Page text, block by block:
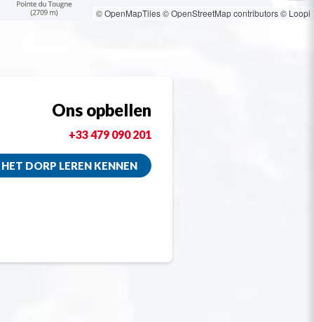
© OpenMapTiles© OpenStreetMap contributors© Loopi
Ons opbellen
+33 479 090 201
HET DORP LEREN KENNEN